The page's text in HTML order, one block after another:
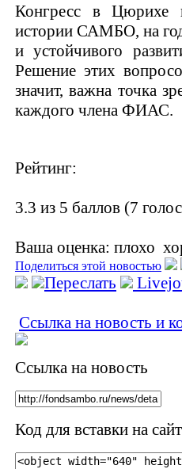
Конгресс в Цюрихе
истории САМБО, на
и устойчивого
Решение этих
значит, важна точка
каждого члена ФИАС.
Рейтинг:
3.3 из 5 баллов (7
Ваша оценка: плохо
Поделиться этой новостью
Переслать
Ссылка на новость и
Ссылка на новость
Код для вставки на сайт